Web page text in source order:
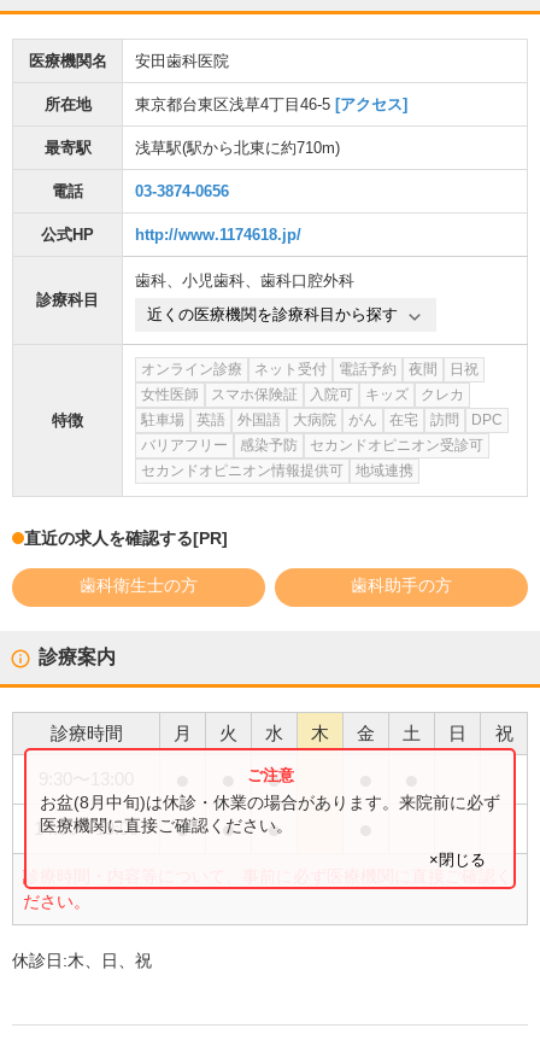
医療機関名 安田歯科医院
所在地 東京都台東区浅草4丁目46-5 [アクセス]
最寄駅 浅草駅(駅から北東に約710m)
電話 03-3874-0656
公式HP http://www.1174618.jp/
診療科目
歯科、 小児歯科、 歯科口腔外科
近くの医療機関を診療科目から探す
特徴
オンライン診療 ネット受付 電話予約 夜間
日祝
女性医師
スマホ保険証 入院可 キッズ
クレカ
駐車場
英語 外国語 大病院 がん 在宅 訪問
DPC
バリアフリー
感染予防
セカンドオピニオン受診可
セカンドオピニオン情報提供可
地域連携
直近の求人を確認する[PR]
歯科衛生士の方 歯科助手の方
診療案内
診療時間 月 火 水 木 金 土 日 祝
●
14:30〜19:00 ● ● ●
診療時間・内容等について、事前に必ず医療機関に直接ご確認く
ださい。
お盆(8月中旬)は休診・休業の場合があります。来院前に必ず
医療機関に直接ご確認ください。
×閉じる
休診日:木、日、祝